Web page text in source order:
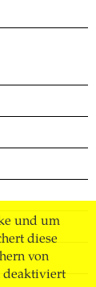
und um
diese
von
deaktiviert